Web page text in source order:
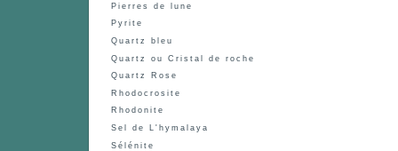
Pierres de lune
Pyrite
Quartz bleu
Quartz ou Cristal de roche
Quartz Rose
Rhodocrosite
Rhodonite
Sel de L'hymalaya
Sélénite